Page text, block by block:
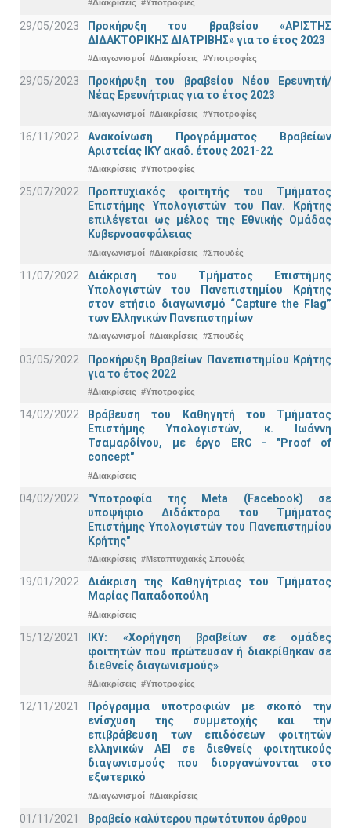
#Διακρίσεις #Υποτροφίες
29/05/2023
Προκήρυξη του βραβείου «ΑΡΙΣΤΗΣ
ΔΙΔΑΚΤΟΡΙΚΗΣ ΔΙΑΤΡΙΒΗΣ» για το έτος 2023
#Διαγωνισμοί #Διακρίσεις #Υποτροφίες
29/05/2023
Προκήρυξη του βραβείου Νέου Ερευνητή/
Νέας Ερευνήτριας για το έτος 2023
#Διαγωνισμοί #Διακρίσεις #Υποτροφίες
16/11/2022
Ανακοίνωση Προγράμματος Βραβείων
Αριστείας ΙΚΥ ακαδ. έτους 2021-22
#Διακρίσεις #Υποτροφίες
25/07/2022
Προπτυχιακός φοιτητής του Τμήματος
Επιστήμης Υπολογιστών του Παν. Κρήτης
επιλέγεται ως μέλος της Εθνικής Ομάδας
Κυβερνοασφάλειας
#Διαγωνισμοί #Διακρίσεις #Σπουδές
11/07/2022
Διάκριση του Τμήματος Επιστήμης
Υπολογιστών του Πανεπιστημίου Κρήτης
στον ετήσιο διαγωνισμό “Capture the Flag”
των Ελληνικών Πανεπιστημίων
#Διαγωνισμοί #Διακρίσεις #Σπουδές
03/05/2022
Προκήρυξη Βραβείων Πανεπιστημίου Κρήτης
για το έτος 2022
#Διακρίσεις #Υποτροφίες
14/02/2022
Βράβευση του Καθηγητή του Τμήματος
Επιστήμης Υπολογιστών, κ. Ιωάννη
Τσαμαρδίνου, με έργο ERC - "Proof of
concept"
#Διακρίσεις
04/02/2022
"Υποτροφία της Meta (Facebook) σε
υποψήφιο Διδάκτορα του Τμήματος
Επιστήμης Υπολογιστών του Πανεπιστημίου
Κρήτης"
#Διακρίσεις #Μεταπτυχιακές Σπουδές
19/01/2022
Διάκριση της Καθηγήτριας του Τμήματος
Μαρίας Παπαδοπούλη
#Διακρίσεις
15/12/2021
IKY: «Χορήγηση βραβείων σε ομάδες
φοιτητών που πρώτευσαν ή διακρίθηκαν σε
διεθνείς διαγωνισμούς»
#Διακρίσεις #Υποτροφίες
12/11/2021
Πρόγραμμα υποτροφιών με σκοπό την
ενίσχυση της συμμετοχής και την
επιβράβευση των επιδόσεων φοιτητών
ελληνικών ΑΕΙ σε διεθνείς φοιτητικούς
διαγωνισμούς που διοργανώνονται στο
εξωτερικό
#Διαγωνισμοί #Διακρίσεις
01/11/2021 Bραβείο καλύτερου πρωτότυπου άρθρου